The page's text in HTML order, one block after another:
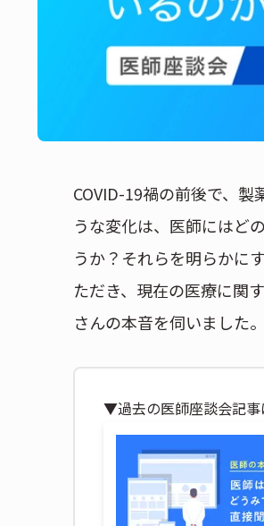
COVID-19禍の前後で、
うな変化は、医師にはど
うか？それらを明らかに
ただき、現在の医療に関
さんの本音を伺いました。
▼過去の医師座談会記事